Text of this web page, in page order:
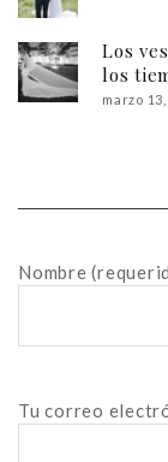
Los
los
marzo
Nombre
Tu correo